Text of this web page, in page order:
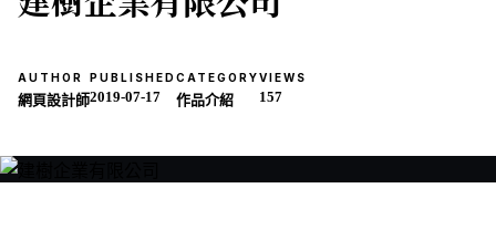
AUTHOR
網頁設計師
PUBLISHED
2019-07-17
CATEGORY
作品介紹
VIEWS
157